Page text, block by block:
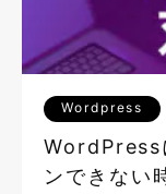
Wordpress
WordPress
ンできない